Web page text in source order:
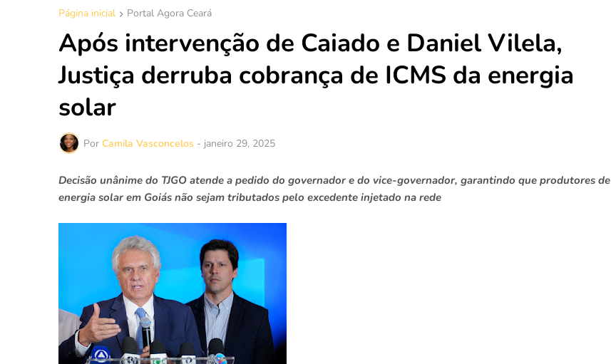
Página inicial Portal Agora Ceará
Após intervenção de Caiado e Daniel Vilela,
Justiça derruba cobrança de ICMS da energia
solar
Por Camila Vasconcelos - janeiro 29, 2025
Decisão unânime do TJGO atende a pedido do governador e do vice-governador, garantindo que produtores de
energia solar em Goiás não sejam tributados pelo excedente injetado na rede